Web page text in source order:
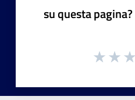
su questa pagina?